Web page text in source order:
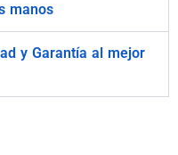
manos
y Garantía al mejor